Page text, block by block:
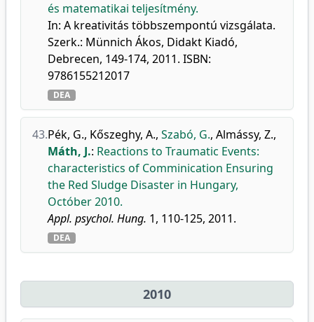
és matematikai teljesítmény.
In: A kreativitás többszempontú vizsgálata.
Szerk.: Münnich Ákos, Didakt Kiadó,
Debrecen, 149-174, 2011. ISBN:
9786155212017
DEA
43.Pék, G., Kőszeghy, A., Szabó, G., Almássy, Z.,
Máth, J.: Reactions to Traumatic Events:
characteristics of Comminication Ensuring
the Red Sludge Disaster in Hungary,
Octóber 2010.
Appl. psychol. Hung. 1, 110-125, 2011.
DEA
2010